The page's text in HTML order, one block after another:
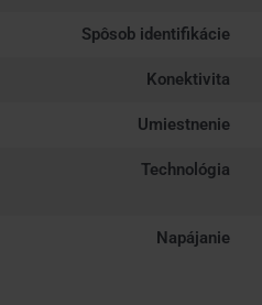
Spôsob identifikácie
Konektivita
Umiestnenie
Technológia
Napájanie